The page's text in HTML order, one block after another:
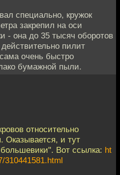
специально, кружок
закрепил на оси
- она до 35 тысяч оборотов
пилит
очень быстро
бумажной пыли.
относительно
Оказывается, и тут
Вот ссылка: ht
310441581.html